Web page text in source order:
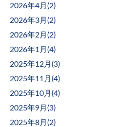
2026年4月(2)
2026年3月(2)
2026年2月(2)
2026年1月(4)
2025年12月(3)
2025年11月(4)
2025年10月(4)
2025年9月(3)
2025年8月(2)